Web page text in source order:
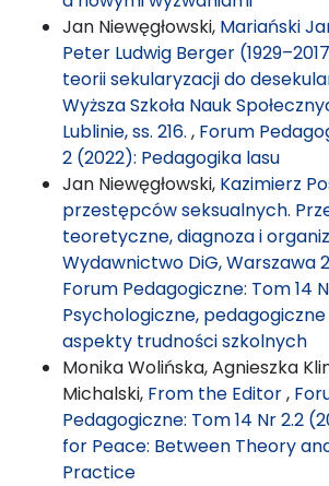
Jan Niewęgłowski, Mariański
Peter Ludwig Berger
teorii sekularyzacji do
Wyższa Szkoła Nauk
Lublinie, ss. 216. , Forum
2 (2022): Pedagogika lasu
Jan Niewęgłowski, Kazimierz
przestępców seksualnych.
teoretyczne, diagnoza i
Wydawnictwo DiG, Warszawa
Forum Pedagogiczne: Tom 14
Psychologiczne,
aspekty trudności szkolnych
Monika Wolińska, Agnieszka
Michalski, From the Editor,
Pedagogiczne: Tom 14 Nr 2.2
for Peace: Between Theory
Practice